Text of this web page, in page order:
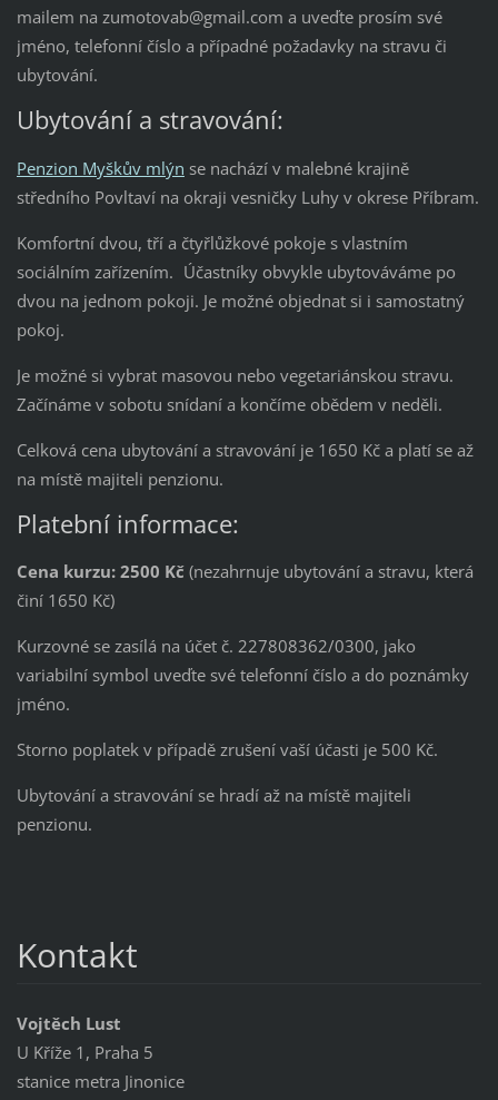
mailem na zumotovab@gmail.com a uveďte prosím své
jméno, telefonní číslo a případné požadavky na stravu či
ubytování.
Ubytování a stravování:
Penzion Myškův mlýn se nachází v malebné krajině
středního Povltaví na okraji vesničky Luhy v okrese Příbram.
Komfortní dvou, tří a čtyřlůžkové pokoje s vlastním
sociálním zařízením. Účastníky obvykle ubytováváme po
dvou na jednom pokoji. Je možné objednat si i samostatný
pokoj.
Je možné si vybrat masovou nebo vegetariánskou stravu.
Začínáme v sobotu snídaní a končíme obědem v neděli.
Celková cena ubytování a stravování je 1650 Kč a platí se až
na místě majiteli penzionu.
Platební informace:
Cena kurzu: 2500 Kč (nezahrnuje ubytování a stravu, která
činí 1650 Kč)
Kurzovné se zasílá na účet č. 227808362/0300, jako
variabilní symbol uveďte své telefonní číslo a do poznámky
jméno.
Storno poplatek v případě zrušení vaší účasti je 500 Kč.
Ubytování a stravování se hradí až na místě majiteli
penzionu.
Kontakt
Vojtěch Lust
U Kříže 1, Praha 5
stanice metra Jinonice